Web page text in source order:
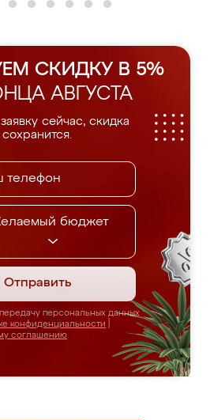
СКИДКУ В 5%
АВГУСТА
сейчас, скидка
сохранится.
бюджет
Отправить
персональных данных
конфиденциальности
соглашению